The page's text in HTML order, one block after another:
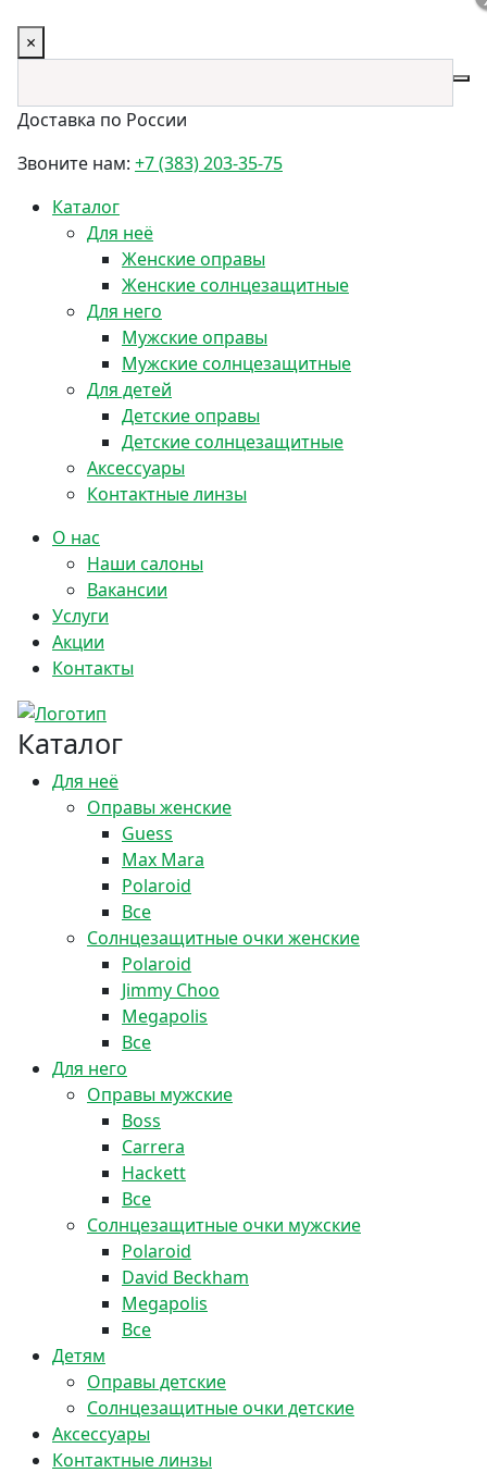
×
Доставка по России
Звоните нам: +7 (383) 203-35-75
Каталог
Для неё
Женские оправы
Женские солнцезащитные
Для него
Мужские оправы
Мужские солнцезащитные
Для детей
Детские оправы
Детские солнцезащитные
Аксессуары
Контактные линзы
О нас
Наши салоны
Вакансии
Услуги
Акции
Контакты
Каталог
Для неё
Оправы женские
Guess
Max Mara
Polaroid
Все
Солнцезащитные очки женские
Polaroid
Jimmy Choo
Megapolis
Все
Для него
Оправы мужские
Boss
Carrera
Hackett
Все
Солнцезащитные очки мужские
Polaroid
David Beckham
Megapolis
Все
Детям
Оправы детские
Солнцезащитные очки детские
Аксессуары
Контактные линзы